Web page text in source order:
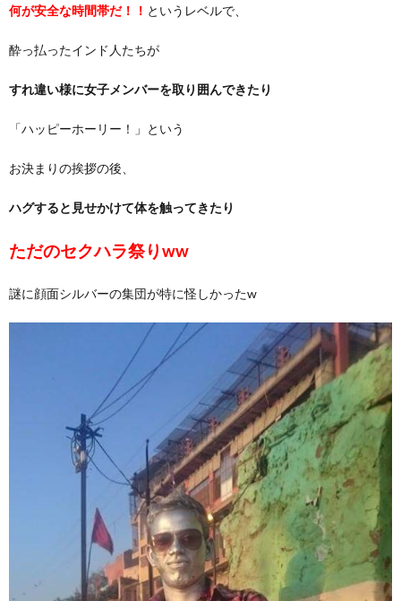
何が安全な時間帯だ！！ というレベルで、
酔っ払ったインド人たちが
すれ違い様に女子メンバーを取り囲んできたり
「ハッピーホーリー！」という
お決まりの挨拶の後、
ハグすると見せかけて体を触ってきたり
ただのセクハラ祭りww
謎に顔面シルバーの集団が特に怪しかったw